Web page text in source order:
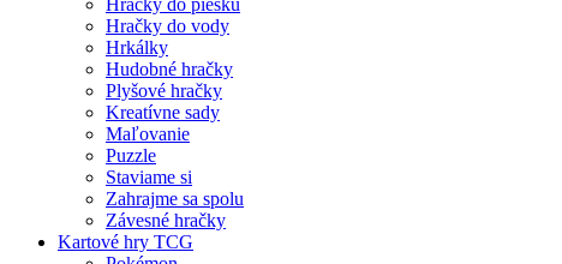
Hračky do piesku
Hračky do vody
Hrkálky
Hudobné hračky
Plyšové hračky
Kreatívne sady
Maľovanie
Puzzle
Staviame si
Zahrajme sa spolu
Závesné hračky
Kartové hry TCG